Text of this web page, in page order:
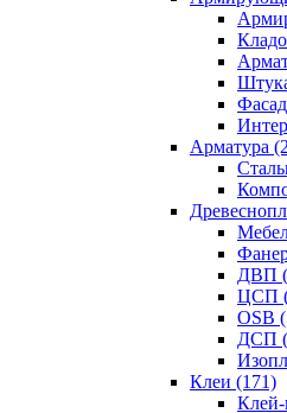
Арматура
ДВП
ЦСП
OSB
ДСП
Клеи (171)
Клей-